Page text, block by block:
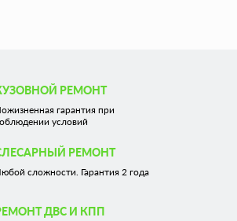
РЕМОНТ
гарантия при
условий
РЕМОНТ
сложности. Гарантия 2 года
ДВС И КПП